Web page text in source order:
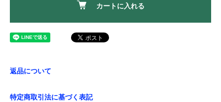
カートに入れる
返品について
特定商取引法に基づく表記